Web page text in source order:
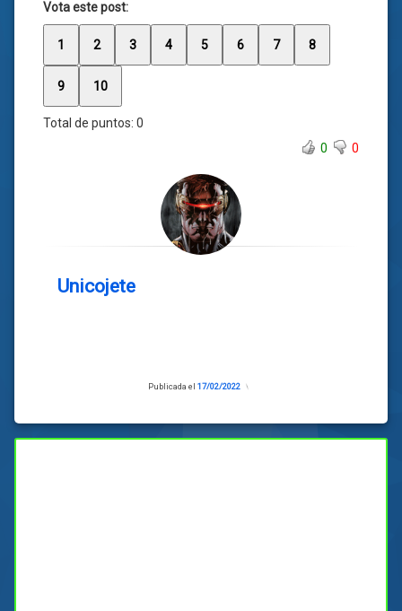
Vota este post:
1 2 3 4 5 6 7 8
9 10
Total de puntos: 0
0
0
Unicojete
Publicada el 17/02/2022